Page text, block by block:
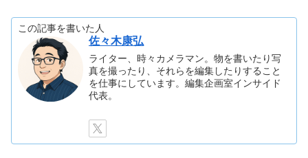
この記事を書いた人
佐々木康弘
ライター、時々カメラマン。物を書いたり写
真を撮ったり、それらを編集したりすること
を仕事にしています。編集企画室インサイド
代表。